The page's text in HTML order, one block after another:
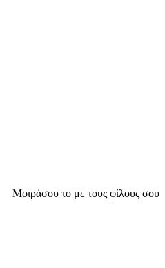
Μοιράσου το με τους φίλους σου